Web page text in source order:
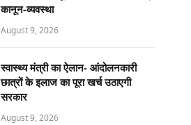
कानून-व्यवस्था
August 9, 2026
स्वास्थ्य मंत्री का ऐलान- आंदोलनकारी
छात्रों के इलाज का पूरा खर्च उठाएगी
सरकार
August 9, 2026